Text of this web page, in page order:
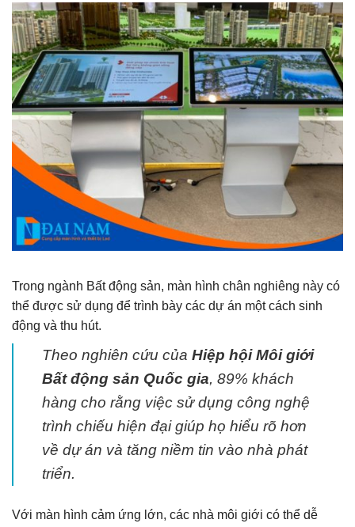
Trong ngành Bất động sản, màn hình chân nghiêng này có
thể được sử dụng để trình bày các dự án một cách sinh
động và thu hút.
Theo nghiên cứu của Hiệp hội Môi giới
Bất động sản Quốc gia, 89% khách
hàng cho rằng việc sử dụng công nghệ
trình chiếu hiện đại giúp họ hiểu rõ hơn
về dự án và tăng niềm tin vào nhà phát
triển.
Với màn hình cảm ứng lớn, các nhà môi giới có thể dễ